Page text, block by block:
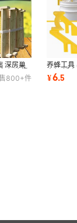
深房巢
经济授
800+件
养蜂工具
支架 摇
¥6.5